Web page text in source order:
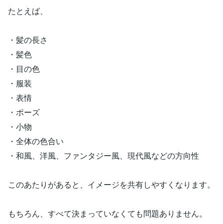
たとえば、
・髪の長さ
・髪色
・目の色
・服装
・表情
・ポーズ
・小物
・全体の色合い
・和風、洋風、ファンタジー風、現代風などの方向性
このあたりがあると、イメージを共有しやすくなります。
もちろん、すべて決まっていなくても問題ありません。